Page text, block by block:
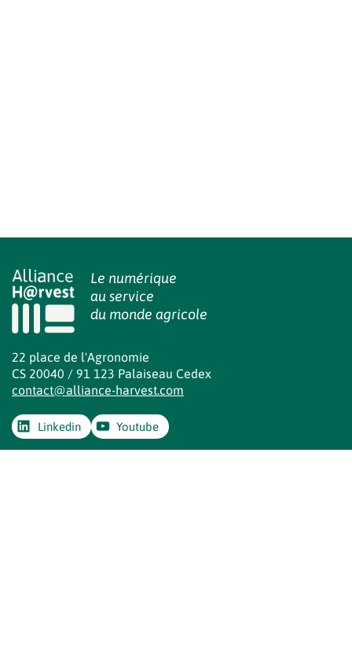
Le numérique
au service
du monde agricole
22 place de l'Agronomie
CS 20040 / 91 123 Palaiseau Cedex
contact@alliance-harvest.com
Linkedin Youtube